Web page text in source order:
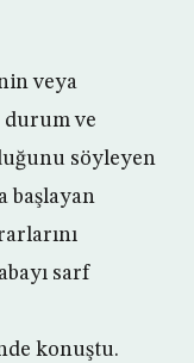
veya
durum ve
söyleyen
başlayan
sarf
konuştu.